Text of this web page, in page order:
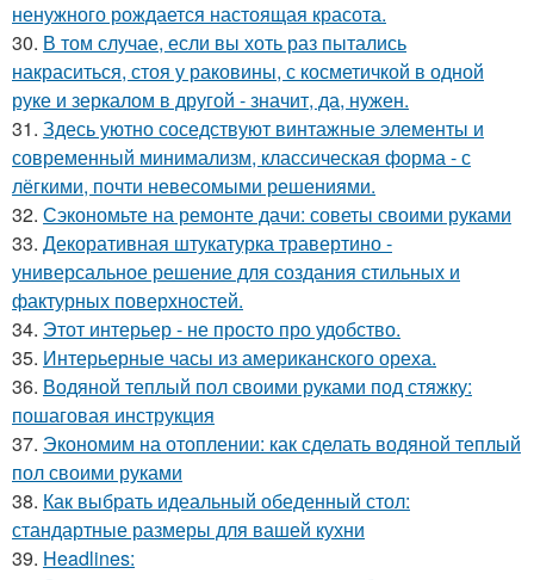
ненужного рождается настоящая красота.
30. В том случае, если вы хоть раз пытались
накраситься, стоя у раковины, с косметичкой в одной
руке и зеркалом в другой - значит, да, нужен.
31. Здесь уютно соседствуют винтажные элементы и
современный минимализм, классическая форма - с
лёгкими, почти невесомыми решениями.
32. Сэкономьте на ремонте дачи: советы своими руками
33. Декоративная штукатурка травертино -
универсальное решение для создания стильных и
фактурных поверхностей.
34. Этот интерьер - не просто про удобство.
35. Интерьерные часы из американского ореха.
36. Водяной теплый пол своими руками под стяжку:
пошаговая инструкция
37. Экономим на отоплении: как сделать водяной теплый
пол своими руками
38. Как выбрать идеальный обеденный стол:
стандартные размеры для вашей кухни
39. Headlines: